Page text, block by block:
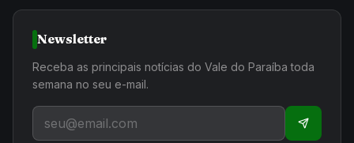
Newsletter
Receba as principais notícias do Vale do Paraíba toda
semana no seu e-mail.